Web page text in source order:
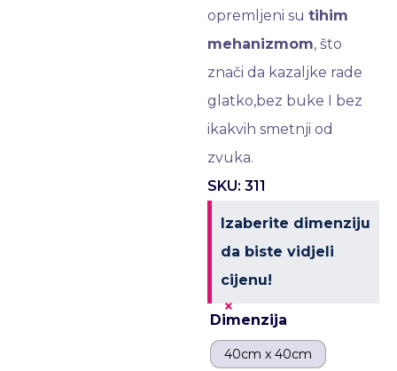
opremljeni su tihim
mehanizmom, što
znači da kazaljke rade
glatko,bez buke I bez
ikakvih smetnji od
zvuka.
SKU: 311
Izaberite dimenziju
da biste vidjeli
cijenu!
×
Dimenzija
40cm x 40cm